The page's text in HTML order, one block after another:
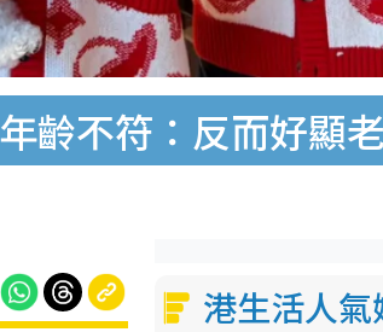
齡不符：反而好顯老
港生活人